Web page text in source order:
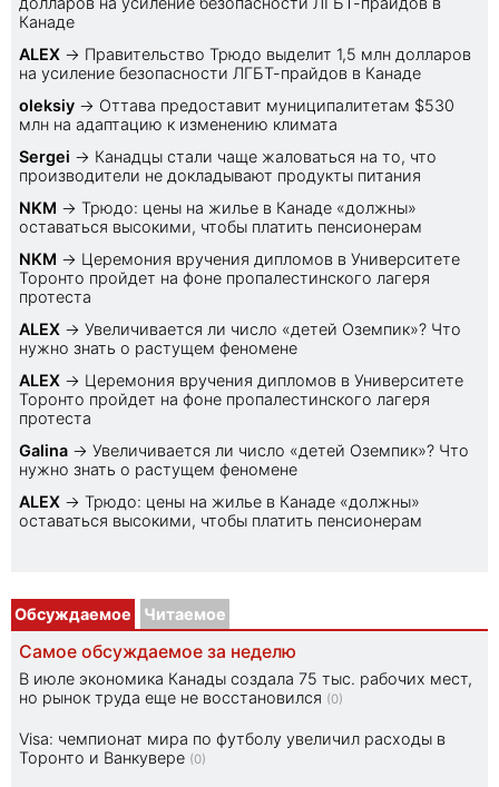
Канаде
ALEX → Правительство Трюдо выделит 1,5 млн долларов
на усиление безопасности ЛГБТ-прайдов в Канаде
oleksiy → Оттава предоставит муниципалитетам $530
млн на адаптацию к изменению климата
Sеrgei → Канадцы стали чаще жаловаться на то, что
производители не докладывают продукты питания
NKM → Трюдо: цены на жилье в Канаде «должны»
оставаться высокими, чтобы платить пенсионерам
NKM → Церемония вручения дипломов в Университете
Торонто пройдет на фоне пропалестинского лагеря
протеста
ALEX → Увеличивается ли число «детей Оземпик»? Что
нужно знать о растущем феномене
ALEX → Церемония вручения дипломов в Университете
Торонто пройдет на фоне пропалестинского лагеря
протеста
Galina → Увеличивается ли число «детей Оземпик»? Что
нужно знать о растущем феномене
ALEX → Трюдо: цены на жилье в Канаде «должны»
оставаться высокими, чтобы платить пенсионерам
Обсуждаемое Читаемое
Самое обсуждаемое за неделю
В июле экономика Канады создала 75 тыс. рабочих мест,
но рынок труда еще не восстановился (0)
Visa: чемпионат мира по футболу увеличил расходы в
Торонто и Ванкувере (0)